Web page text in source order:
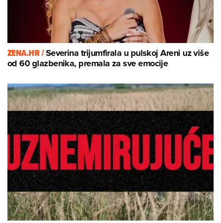
ZENA.HR /Severina trijumfirala u pulskoj Areni uz više
od 60 glazbenika, premala za sve emocije